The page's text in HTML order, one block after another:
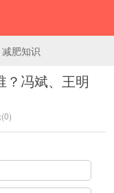
减肥知识
？冯斌、王明